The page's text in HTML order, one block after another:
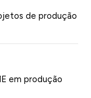
de produção
em produção